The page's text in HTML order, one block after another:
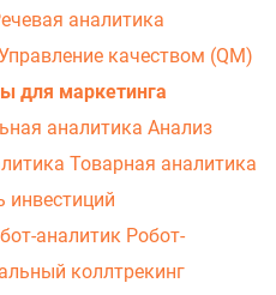
аналитика
качеством (QM)
для маркетинга
аналитика Анализ
Товарная аналитика
инвестиций
аналитик Робот-
коллтрекинг